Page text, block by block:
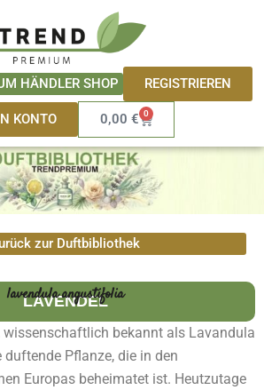
HÄNDLER SHOP REGISTRIEREN
KONTO 0,00 € 0
Warenkorb
zur Duftbibliothek
LAVENDEL
lavendula angustifolia
wissenschaftlich bekannt als Lavandula
Pflanze, die in den
Europas beheimatet ist. Heutzutage